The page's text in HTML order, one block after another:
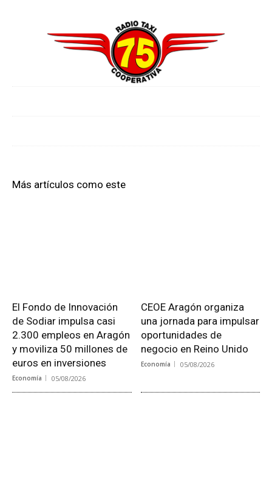
Más artículos como este
El Fondo de Innovación
de Sodiar impulsa casi
2.300 empleos en Aragón
y moviliza 50 millones de
euros en inversiones
Economía 05/08/2026
CEOE Aragón organiza
una jornada para impulsar
oportunidades de
negocio en Reino Unido
Economía 05/08/2026